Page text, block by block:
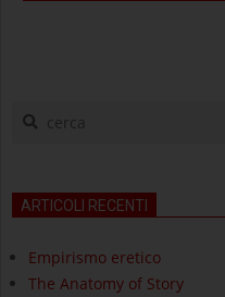
cerca
ARTICOLI RECENTI
Empirismo eretico
The Anatomy of Story